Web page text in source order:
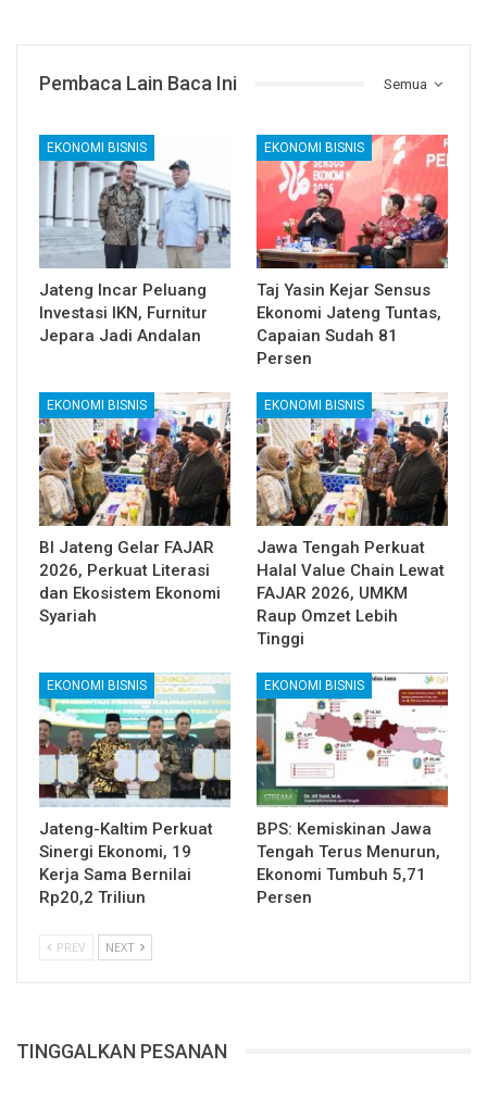
Semua
Pembaca Lain Baca Ini
EKONOMI BISNIS
Jateng Incar Peluang
Investasi IKN, Furnitur
Jepara Jadi Andalan
EKONOMI BISNIS
Taj Yasin Kejar Sensus
Ekonomi Jateng Tuntas,
Capaian Sudah 81
Persen
EKONOMI BISNIS
BI Jateng Gelar FAJAR
2026, Perkuat Literasi
dan Ekosistem Ekonomi
Syariah
EKONOMI BISNIS
Jawa Tengah Perkuat
Halal Value Chain Lewat
FAJAR 2026, UMKM
Raup Omzet Lebih
Tinggi
EKONOMI BISNIS
Jateng-Kaltim Perkuat
Sinergi Ekonomi, 19
Kerja Sama Bernilai
Rp20,2 Triliun
EKONOMI BISNIS
BPS: Kemiskinan Jawa
Tengah Terus Menurun,
Ekonomi Tumbuh 5,71
Persen
PREV NEXT
TINGGALKAN PESANAN